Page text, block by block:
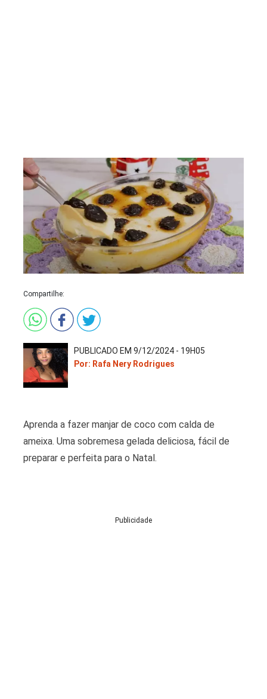
Compartilhe:
PUBLICADO EM 9/12/2024 - 19H05
Por: Rafa Nery Rodrigues
Aprenda a fazer manjar de coco com calda de
ameixa. Uma sobremesa gelada deliciosa, fácil de
preparar e perfeita para o Natal.
Publicidade